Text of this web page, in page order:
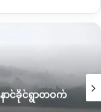
ြောင်းသိရပြီး ထိခိုက်
ာင်ခိုင်ရွာတဝက်